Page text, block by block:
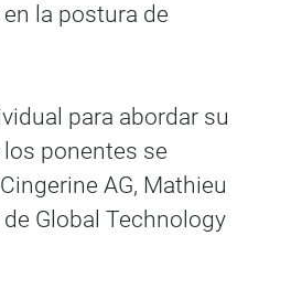
la postura de
para abordar su
ponentes se
AG, Mathieu
Global Technology